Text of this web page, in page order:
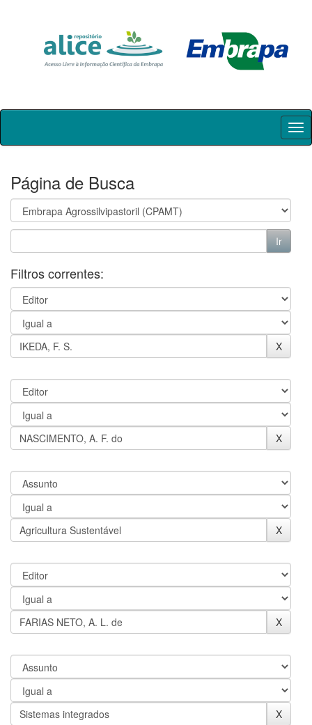
Skip
Página de Busca
Filtros correntes: